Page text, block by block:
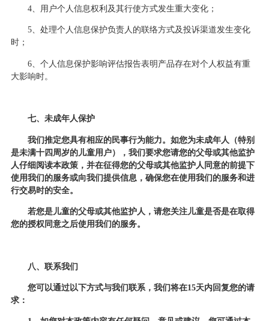
4、用户个人信息权利及其行使方式发生重大变化；
5、处理个人信息保护负责人的联络方式及投诉渠道发生变化
时；
6、个人信息保护影响评估报告表明产品存在对个人权益有重
大影响时。
七、未成年人保护
我们推定您具有相应的民事行为能力。如您为未成年人（特别
是未满十四周岁的儿童用户），我们要求您请您的父母或其他监护
人仔细阅读本政策，并在征得您的父母或其他监护人同意的前提下
使用我们的服务或向我们提供信息，确保您在使用我们的服务和进
行交易时的安全。
若您是儿童的父母或其他监护人，请您关注儿童是否是在取得
您的授权同意之后使用我们的服务。
八、联系我们
您可以通过以下方式与我们联系，我们将在15天内回复您的请
求：